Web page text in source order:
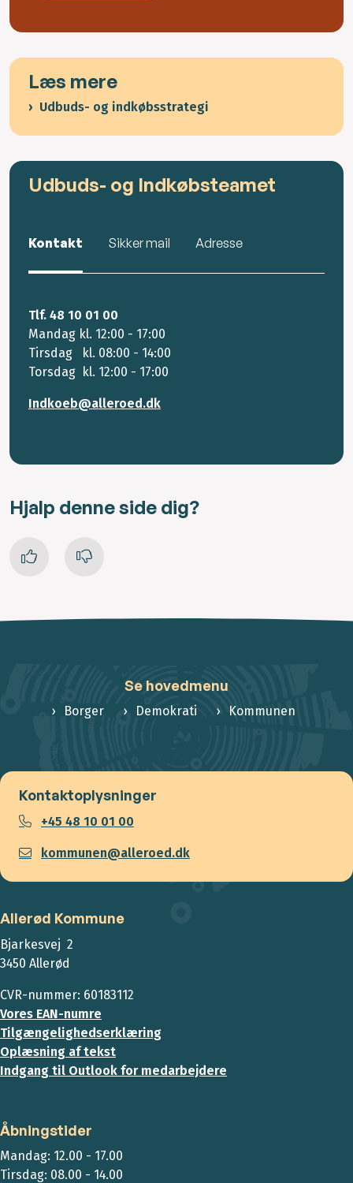
Læs mere
Udbuds- og indkøbsstrategi
Udbuds- og Indkøbsteamet
Kontakt Sikker mail Adresse
Tlf. 48 10 01 00
Mandag kl. 12:00 - 17:00
Tirsdag kl. 08:00 - 14:00
Torsdag kl. 12:00 - 17:00
Indkoeb@alleroed.dk
Hjalp denne side dig?
Se hovedmenu
Borger Demokrati Kommunen
Kontaktoplysninger
+45 48 10 01 00
kommunen@alleroed.dk
Allerød Kommune
Bjarkesvej 2
3450 Allerød
CVR-nummer: 60183112
Vores EAN-numre
Tilgængelighedserklæring
Oplæsning af tekst
Indgang til Outlook for medarbejdere
Åbningstider
Mandag: 12.00 - 17.00
Tirsdag: 08.00 - 14.00